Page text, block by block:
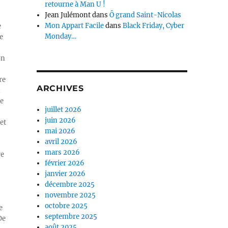
retourne à Man U !
Jean JulémontdansÔ grand Saint-Nicolas
Mon Appart FaciledansBlack Friday, Cyber
Monday…
ARCHIVES
juillet 2026
juin 2026
mai 2026
avril 2026
mars 2026
février 2026
janvier 2026
décembre 2025
novembre 2025
octobre 2025
septembre 2025